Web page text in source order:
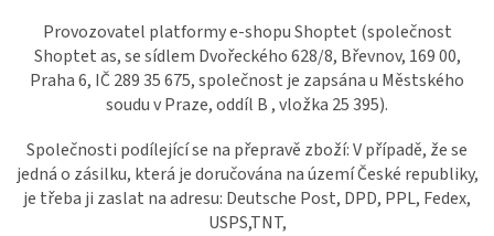
Provozovatel platformy e-shopu Shoptet (společnost
Shoptet as, se sídlem Dvořeckého 628/8, Břevnov, 169 00,
Praha 6, IČ 289 35 675, společnost je zapsána u Městského
soudu v Praze, oddíl B , vložka 25 395).
Společnosti podílející se na přepravě zboží: V případě, že se
jedná o zásilku, která je doručována na území České republiky,
je třeba ji zaslat na adresu: Deutsche Post, DPD, PPL, Fedex,
USPS,TNT,